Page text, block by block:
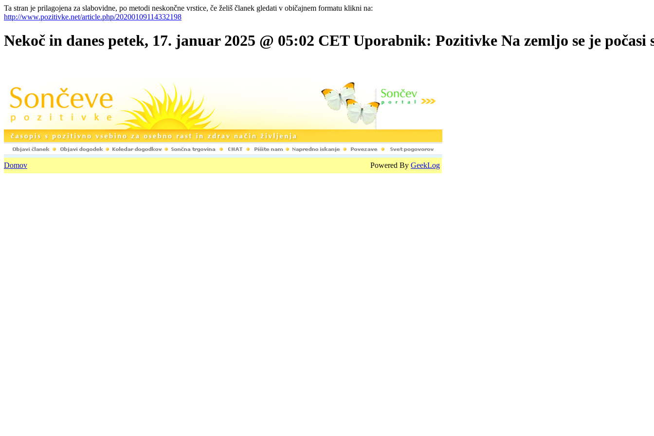
Ta stran je prilagojena za slabovidne, po metodi neskončne vrstice, če želiš članek gledati v običajnem formatu klikni na:
http://www.pozitivke.net/article.php/20200109114332198
Nekoč in danes petek, 17. januar 2025 @ 05:02 CET Uporabnik: Pozitivke Na zemljo se je
Domov Powered By GeekLog